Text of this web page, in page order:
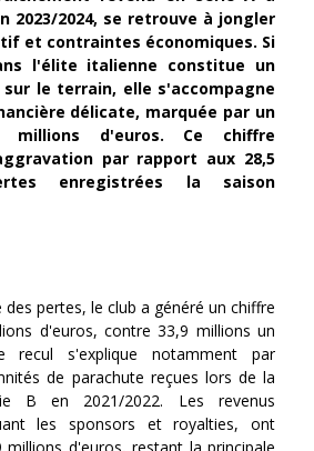
2023/2024, se retrouve à jongler
et contraintes économiques. Si
l'élite italienne constitue un
le terrain, elle s'accompagne
délicate, marquée par un
d'euros. Ce chiffre
par rapport aux 28,5
enregistrées la saison
pertes, le club a généré un chiffre
d'euros, contre 33,9 millions un
recul s'explique notamment par
de parachute reçues lors de la
B en 2021/2022. Les revenus
les sponsors et royalties, ont